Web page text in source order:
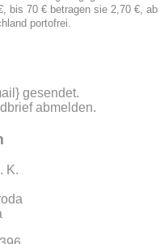
bis 70 € betragen sie 2,70 €, ab
portofrei.
gesendet.
abmelden.
K.